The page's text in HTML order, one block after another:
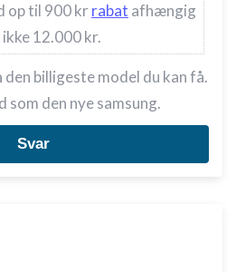
op til 900 kr rabat afhængig
12.000 kr.
den billigeste model du kan få.
som den nye samsung.
Svar